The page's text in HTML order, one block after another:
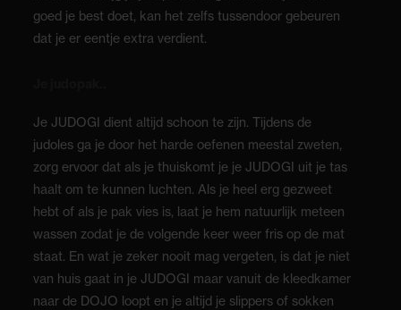
goed je best doet, kan het zelfs tussendoor gebeuren
dat je er eentje extra verdient.
Je JUDOGI dient altijd schoon te zijn. Tijdens de
judoles ga je door het harde oefenen meestal zweten,
zorg ervoor dat als je thuiskomt je je JUDOGI uit je tas
haalt om te kunnen luchten. Als je heel erg gezweet
hebt of als je pak vies is, laat je hem natuurlijk meteen
wassen zodat je de volgende keer weer fris op de mat
staat. En wat je zeker nooit mag vergeten, is dat je niet
van huis gaat in je JUDOGI maar vanuit de kleedkamer
naar de DOJO loopt en je altijd je slippers of sokken